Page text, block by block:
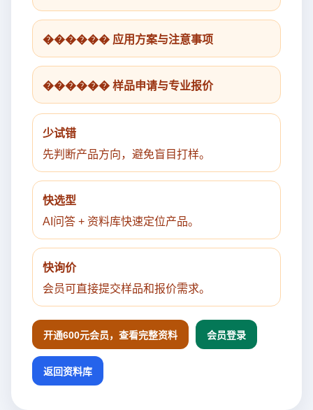
������ 应用方案与注意事项
������ 样品申请与专业报价
少试错
先判断产品方向，避免盲目打样。
快选型
AI问答 + 资料库快速定位产品。
快询价
会员可直接提交样品和报价需求。
开通600元会员，查看完整资料 会员登录
返回资料库